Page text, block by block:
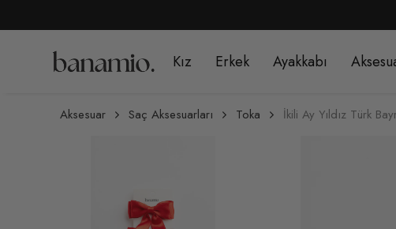
Kız Erkek Ayakkabı
Aksesuar Saç Aksesuarları Toka İkili Ay Yıldız Türk